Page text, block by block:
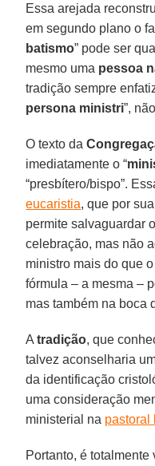
Essa arejada
em segundo plano o
batismo” pode ser
mesmo uma pessoa
tradição sempre
persona ministri”,
O texto da
imediatamente o “
“presbítero/bispo”.
eucaristia, que por
permite salvaguardar
celebração, mas não
ministro mais do que
fórmula – a mesma –
mas também na boca
Atradição, que
talvez aconselharia
da identificação
uma consideração
ministerial na pastoral
Portanto, é